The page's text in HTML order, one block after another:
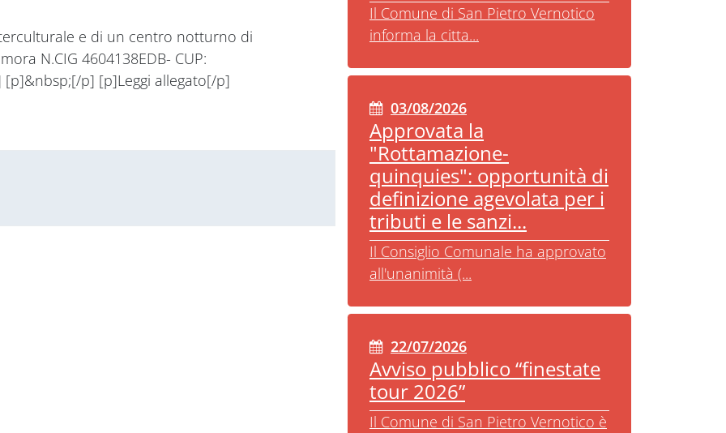
e di un centro notturno di
N.CIG 4604138EDB- CUP:
[p]&nbsp;[/p] [p]Leggi allegato[/p]
Il Comune di San Pietro Vernotico
informa la citta...
03/08/2026
Approvata la
"Rottamazione-
quinquies": opportunità di
definizione agevolata per i
tributi e le sanzi...
Il Consiglio Comunale ha approvato
all'unanimità (...
22/07/2026
Avviso pubblico “finestate
tour 2026”
Il Comune di San Pietro Vernotico è